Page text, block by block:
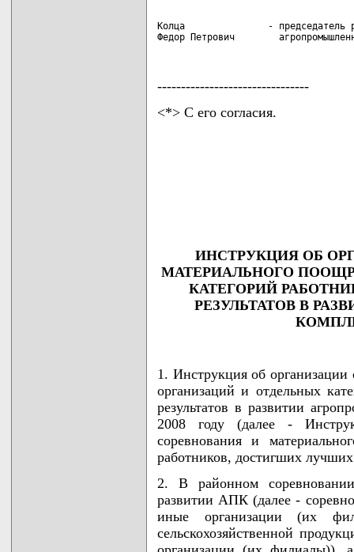
Колца               - председатель
Федор Петрович
--------------------------------
<*> С его согласия.
ИНСТРУКЦИЯ ОБ
МАТЕРИАЛЬНОГО
КАТЕГОРИЙ
РЕЗУЛЬТАТОВ В
1. Инструкция об
организаций и отдельных
результатов в развитии
2008 году (далее -
соревнования и
работников, достигших
2. В районном
развитии АПК (далее -
иные организации (их
сельскохозяйственной